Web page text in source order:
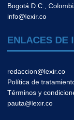
Bogotá D.C.,
info@lexir.co
ENLACES DE
redaccion@lexir.co
Política de
Términos y
pauta@lexir.co